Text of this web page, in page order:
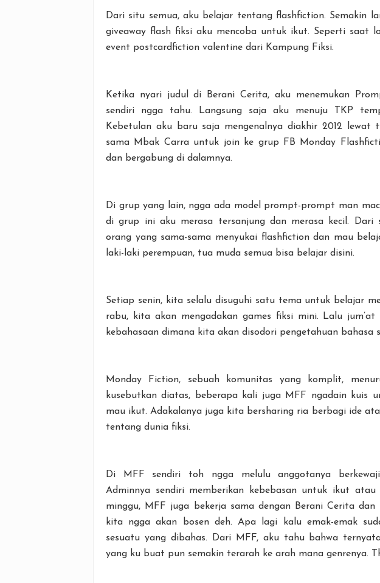
Dari situ semua, aku belajar tentang flashfiction. Semakin
giveaway flash fiksi aku mencoba untuk ikut. Seperti saat
event postcardfiction valentine dari Kampung Fiksi.
Ketika nyari judul di Berani Cerita, aku menemukan
sendiri ngga tahu. Langsung saja aku menuju TKP
Kebetulan aku baru saja mengenalnya diakhir 2012 lewat
sama Mbak Carra untuk join ke grup FB Monday
dan bergabung di dalamnya.
Di grup yang lain, ngga ada model prompt-prompt man
di grup ini aku merasa tersanjung dan merasa kecil. Dari
orang yang sama-sama menyukai flashfiction dan mau
laki-laki perempuan, tua muda semua bisa belajar disini.
Setiap senin, kita selalu disuguhi satu tema untuk belajar
rabu, kita akan mengadakan games fiksi mini. Lalu
kebahasaan dimana kita akan disodori pengetahuan bahasa
Monday Fiction, sebuah komunitas yang komplit,
kusebutkan diatas, beberapa kali juga MFF ngadain kuis
mau ikut. Adakalanya juga kita bersharing ria berbagi ide
tentang dunia fiksi.
Di MFF sendiri toh ngga melulu anggotanya
Adminnya sendiri memberikan kebebasan untuk ikut
minggu, MFF juga bekerja sama dengan Berani Cerita
kita ngga akan bosen deh. Apa lagi kalu emak-emak
sesuatu yang dibahas. Dari MFF, aku tahu bahwa
yang ku buat pun semakin terarah ke arah mana genrenya.